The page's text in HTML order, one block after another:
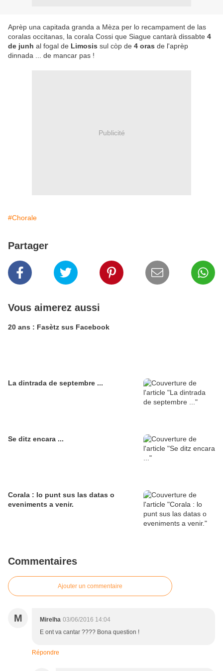
Aprèp una capitada granda a Mèza per lo recampament de las
coralas occitanas, la corala Cossi que Siague cantarà dissabte 4
de junh al fogal de Limosis sul còp de 4 oras de l'aprèp
dinnada ... de mancar pas !
Publicité
#Chorale
Partager
Vous aimerez aussi
20 ans : Fasètz sus Facebook
La dintrada de septembre ...
Se ditz encara ...
Corala : lo punt sus las datas o
eveniments a venir.
Commentaires
Ajouter un commentaire
M Mirelha 03/06/2016 14:04
E ont va cantar ???? Bona question !
Répondre